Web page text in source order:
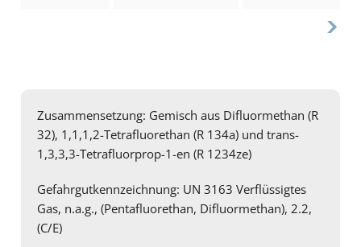
Zusammensetzung: Gemisch aus Difluormethan (R
32), 1,1,1,2-Tetrafluorethan (R 134a) und trans-
1,3,3,3-Tetrafluorprop-1-en (R 1234ze)
Gefahrgutkennzeichnung: UN 3163 Verflüssigtes
Gas, n.a.g., (Pentafluorethan, Difluormethan), 2.2,
(C/E)